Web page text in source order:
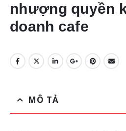
nhượng quyền
doanh cafe
MÔ TẢ